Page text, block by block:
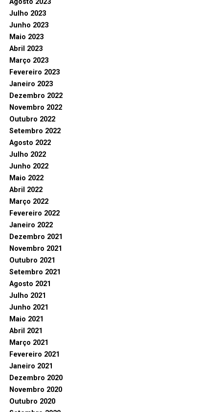
Agosto 2023
Julho 2023
Junho 2023
Maio 2023
Abril 2023
Março 2023
Fevereiro 2023
Janeiro 2023
Dezembro 2022
Novembro 2022
Outubro 2022
Setembro 2022
Agosto 2022
Julho 2022
Junho 2022
Maio 2022
Abril 2022
Março 2022
Fevereiro 2022
Janeiro 2022
Dezembro 2021
Novembro 2021
Outubro 2021
Setembro 2021
Agosto 2021
Julho 2021
Junho 2021
Maio 2021
Abril 2021
Março 2021
Fevereiro 2021
Janeiro 2021
Dezembro 2020
Novembro 2020
Outubro 2020